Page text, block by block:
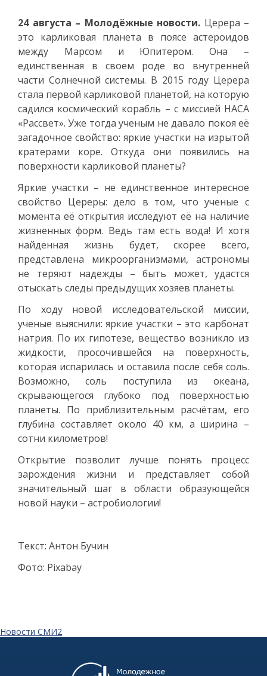
24 августа – Молодёжные новости. Церера –
это карликовая планета в поясе астероидов
между Марсом и Юпитером. Она –
единственная в своем роде во внутренней
части Солнечной системы. В 2015 году Церера
стала первой карликовой планетой, на которую
садился космический корабль – с миссией НАСА
«Рассвет». Уже тогда ученым не давало покоя её
загадочное свойство: яркие участки на изрытой
кратерами коре. Откуда они появились на
поверхности карликовой планеты?
Яркие участки – не единственное интересное
свойство Цереры: дело в том, что ученые с
момента её открытия исследуют её на наличие
жизненных форм. Ведь там есть вода! И хотя
найденная жизнь будет, скорее всего,
представлена микроорганизмами, астрономы
не теряют надежды – быть может, удастся
отыскать следы предыдущих хозяев планеты.
По ходу новой исследовательской миссии,
ученые выяснили: яркие участки – это карбонат
натрия. По их гипотезе, вещество возникло из
жидкости, просочившейся на поверхность,
которая испарилась и оставила после себя соль.
Возможно, соль поступила из океана,
скрывающегося глубоко под поверхностью
планеты. По приблизительным расчётам, его
глубина составляет около 40 км, а ширина –
сотни километров!
Открытие позволит лучше понять процесс
зарождения жизни и представляет собой
значительный шаг в области образующейся
новой науки – астробиологии!
Текст: Антон Бучин
Фото: Pixabay
Новости СМИ2